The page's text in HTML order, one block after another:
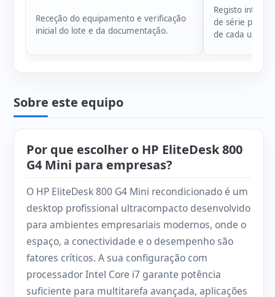
Receção do equipamento e verificação
inicial do lote e da documentação.
Registo
de série para
de cada
Sobre este equipo
Por que escolher o HP EliteDesk 800
G4 Mini para empresas?
O HP EliteDesk 800 G4 Mini recondicionado é um
desktop profissional ultracompacto desenvolvido
para ambientes empresariais modernos, onde o
espaço, a conectividade e o desempenho são
fatores críticos. A sua configuração com
processador Intel Core i7 garante potência
suficiente para multitarefa avançada, aplicações